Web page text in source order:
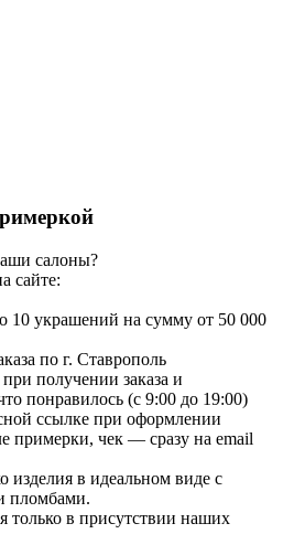
салоны?
сайте:
10 украшений на сумму от 50 000
по г. Ставрополь
получении заказа и
понравилось (с 9:00 до 19:00)
ссылке при оформлении
примерки, чек — сразу на email
изделия в идеальном виде с
пломбами.
только в присутствии наших